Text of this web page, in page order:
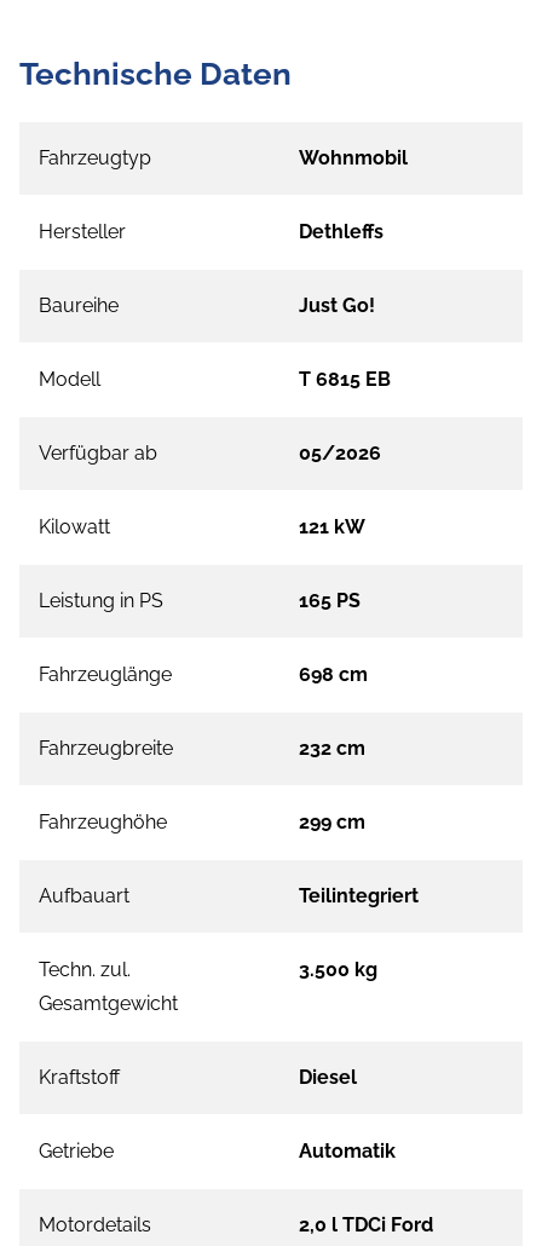
Technische Daten
Fahrzeugtyp Wohnmobil
Hersteller Dethleffs
Baureihe Just Go!
Modell T 6815 EB
Verfügbar ab 05/2026
Kilowatt 121 kW
Leistung in PS 165 PS
Fahrzeuglänge 698 cm
Fahrzeugbreite 232 cm
Fahrzeughöhe 299 cm
Aufbauart Teilintegriert
Techn. zul.
Gesamtgewicht
3.500 kg
Kraftstoff Diesel
Getriebe Automatik
Motordetails
2,0 l TDCi Ford